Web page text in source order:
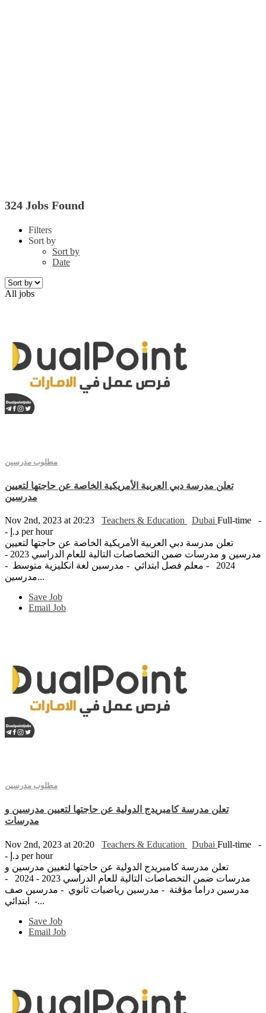
324 Jobs Found
Filters
Sort by
Sort by
Date
All jobs
مطلوب مدرسين
تعلن مدرسة دبي العربية الأمريكية الخاصة عن حاجتها لتعيين
مدرسين
Nov 2nd, 2023 at 20:23 Teachers & Education Dubai Full-time
-
- د.إ per hour
تعلن مدرسة دبي العربية الأمريكية الخاصة عن حاجتها لتعيين
مدرسين و مدرسات ضمن التخصاصات التالية للعام الدراسي 2023 -
2024 - معلم فصل ابتدائي - مدرسين لغة انكليزية متوسط -
مدرسين...
Save Job
Email Job
مطلوب مدرسين
تعلن مدرسة كامبريدج الدولية عن حاجتها لتعيين مدرسين و
مدرسات
Nov 2nd, 2023 at 20:20 Teachers & Education Dubai Full-time
-
- د.إ per hour
تعلن مدرسة كامبريدج الدولية عن حاجتها لتعيين مدرسين و
مدرسات ضمن التخصاصات التالية للعام الدراسي 2023 - 2024 -
مدرسين دراما مؤقتة - مدرسين رياضيات ثانوي - مدرسين صف
ابتدائي -...
Save Job
Email Job